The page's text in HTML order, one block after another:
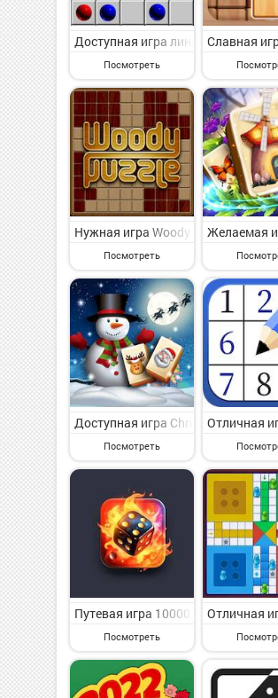
Доступная игра линии 98 -
Посмотреть
Славная
Нужная игра Woody Block Puzzle
Посмотреть
Желаемая
Доступная игра Christmas
Посмотреть
Отличная
Путевая игра 10000 Dice Farkle
Посмотреть
Отличная